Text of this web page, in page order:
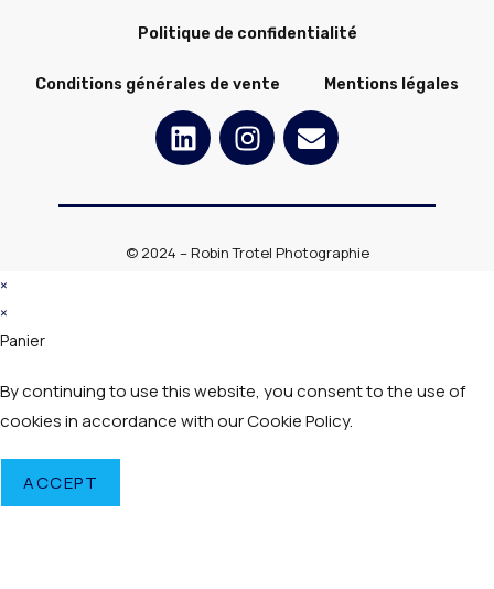
Politique de confidentialité
Conditions générales de vente Mentions légales
© 2024 – Robin Trotel Photographie
×
×
Panier
By continuing to use this website, you consent to the use of
cookies in accordance with our Cookie Policy.
ACCEPT